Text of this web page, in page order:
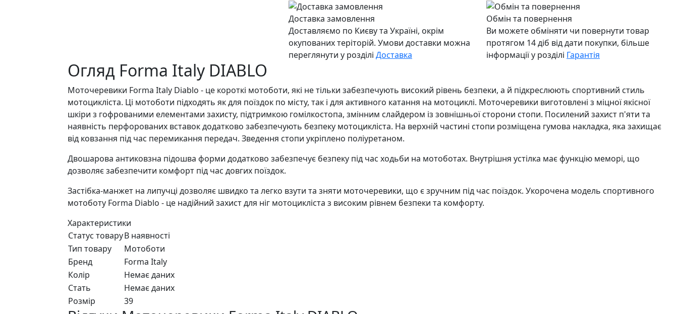
Доставка замовлення
Доставляємо по Києву та Україні, окрім
окупованих теріторій. Умови доставки можна
переглянути у розділі Доставка
Обмін та повернення
Ви можете обміняти чи повернути товар
протягом 14 діб від дати покупки, більше
інформації у розділі Гарантія
Огляд Forma Italy DIABLO
Моточеревики Forma Italy Diablo - це короткі мотоботи, які не тільки забезпечують високий рівень безпеки, а й підкреслюють спортивний стиль
мотоцикліста. Ці мотоботи підходять як для поїздок по місту, так і для активного катання на мотоциклі. Моточеревики виготовлені з міцної якісної
шкіри з гофрованими елементами захисту, підтримкою гомілкостопа, змінним слайдером із зовнішньої сторони стопи. Посилений захист п'яти та
наявність перфорованих вставок додатково забезпечують безпеку мотоцикліста. На верхній частині стопи розміщена гумова накладка, яка захищає
від ковзання під час перемикання передач. Зведення стопи укріплено поліуретаном.
Двошарова антиковзна підошва форми додатково забезпечує безпеку під час ходьби на мотоботах. Внутрішня устілка має функцію меморі, що
дозволяє забезпечити комфорт під час довгих поїздок.
Застібка-манжет на липучці дозволяє швидко та легко взути та зняти моточеревики, що є зручним під час поїздок. Укорочена модель спортивного
мотоботу Forma Diablo - це надійний захист для ніг мотоцикліста з високим рівнем безпеки та комфорту.
Характеристики
Статус товаруВ наявності
Тип товару
Мотоботи
Бренд
Forma Italy
Колір
Немає даних
Стать
Немає даних
Розмір
39